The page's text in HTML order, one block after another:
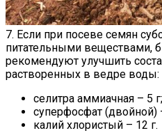
7. Если при посеве семян
питательными веществами,
рекомендуют улучшить
растворенных в ведре воды:
селитра аммиачная – 5 г;
суперфосфат (двойной)
калий хлористый – 12 г.